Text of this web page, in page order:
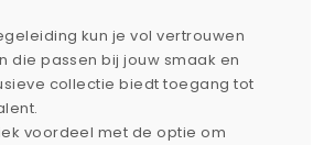
kun je vol vertrouwen
die passen bij jouw smaak en
collectie biedt toegang tot
voordeel met de optie om